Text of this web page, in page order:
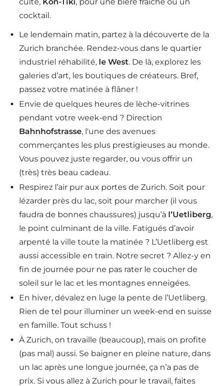
cocktail.
Le lendemain matin, partez à la découverte de la
Zurich branchée. Rendez-vous dans le quartier
industriel réhabilité, le West. De là, explorez les
galeries d’art, les boutiques de créateurs. Bref,
passez votre matinée à flâner !
Envie de quelques heures de lèche-vitrines
pendant votre week-end ? Direction
Bahnhofstrasse, l'une des avenues
commerçantes les plus prestigieuses au monde.
Vous pouvez juste regarder, ou vous offrir un
(très) très beau cadeau.
Respirez l’air pur aux portes de Zurich. Soit pour
lézarder près du lac, soit pour marcher (il vous
faudra de bonnes chaussures) jusqu’à l’Uetliberg,
le point culminant de la ville. Fatigués d’avoir
arpenté la ville toute la matinée ? L’Uetliberg est
aussi accessible en train. Notre secret ? Allez-y en
fin de journée pour ne pas rater le coucher de
soleil sur le lac et les montagnes enneigées.
En hiver, dévalez en luge la pente de l’Uetliberg.
Rien de tel pour illuminer un week-end en suisse
en famille. Tout schuss !
À Zurich, on travaille (beaucoup), mais on profite
(pas mal) aussi. Se baigner en pleine nature, dans
un lac après une longue journée, ça n’a pas de
prix. Si vous allez à Zurich pour le travail, faites